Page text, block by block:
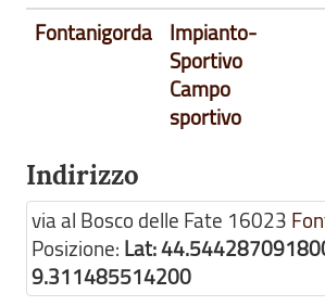
Fontanigorda
Impianto-
Sportivo
Campo
sportivo
Indirizzo
via al Bosco delle Fate 16023
Posizione: Lat:
9.311485514200